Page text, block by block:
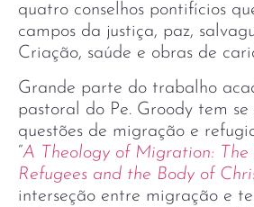
quatro conselhos pontifícios
campos da justiça, paz,
Criação, saúde e obras de
Grande parte do trabalho
pastoral do Pe. Groody tem
questões de migração e
“A Theology of Migration: The
Refugees and the Body of
interseção entre migração e